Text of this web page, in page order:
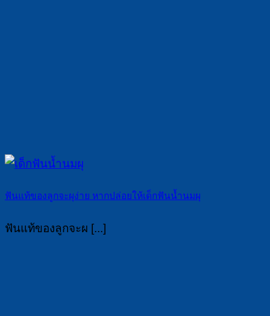
ฟันแท้ของลูกจะผุง่าย หากปล่อยให้เด็กฟันน้ำนมผุ
ฟันแท้ของลูกจะผ [...]